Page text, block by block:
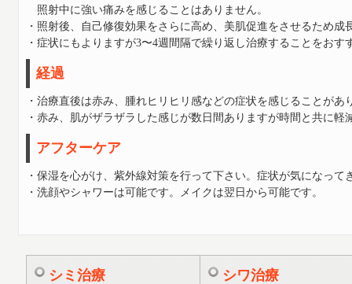
照射中に強い痛みを感じることはありません。
・照射後、自己修復効果をさらに高め、美肌促進をさせるため成
・症状にもよりますが3〜4週 間隔で繰り返し治療することをおす
経過
・治療直後は赤み、腫れヒリヒリ感などの症状を感じることがあ
・赤み、肌がザラザラした感じが数日間ありますが時間と共に軽
アフターケア
・保湿を心がけ、紫外線対策を行って下さい。症状が気になっ
・洗顔やシャワーは可能です。メイクは翌日から可能です。
シミ治療 シワ治療